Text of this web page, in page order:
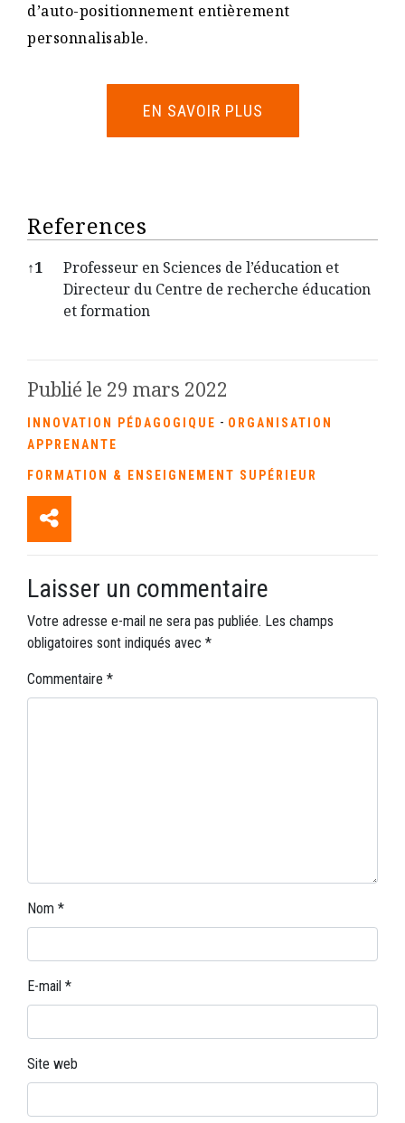
d’auto-positionnement entièrement
personnalisable.
EN SAVOIR PLUS
References
↑1
Professeur en Sciences de l’éducation et
Directeur du Centre de recherche éducation
et formation
Publié le 29 mars 2022
INNOVATION PÉDAGOGIQUE - ORGANISATION
APPRENANTE
FORMATION & ENSEIGNEMENT SUPÉRIEUR
Laisser un commentaire
Votre adresse e-mail ne sera pas publiée. Les champs
obligatoires sont indiqués avec *
Commentaire *
Nom *
E-mail *
Site web